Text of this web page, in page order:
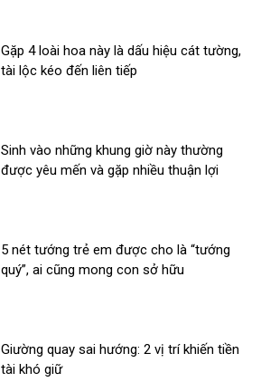
Gặp 4 loài hoa này là dấu hiệu cát tường,
tài lộc kéo đến liên tiếp
Sinh vào những khung giờ này thường
được yêu mến và gặp nhiều thuận lợi
5 nét tướng trẻ em được cho là “tướng
quý”, ai cũng mong con sở hữu
Giường quay sai hướng: 2 vị trí khiến tiền
tài khó giữ